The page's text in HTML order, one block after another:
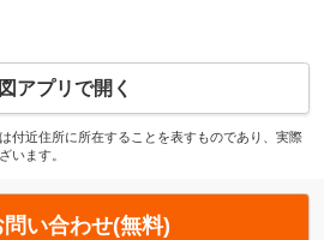
アプリで開く
付近住所に所在することを表すものであり、実際
います。
問い合わせ(無料)